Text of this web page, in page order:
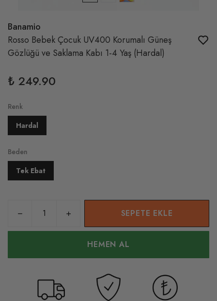
Banamio
Rosso Bebek Çocuk UV400 Korumalı Güneş
Gözlüğü ve Saklama Kabı 1-4 Yaş (Hardal)
₺ 249.90
Renk
Hardal
Beden
Tek Ebat
SEPETE EKLE
HEMEN AL